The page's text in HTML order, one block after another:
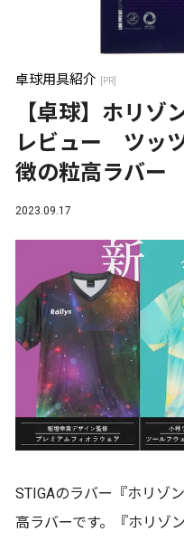
卓球用具紹介 [PR]
【卓球】ホリゾ
レビュー ツッ
徴の粒高ラバー
2023.09.17
STIGAのラバー『ホリゾ
高ラバーです。『ホリゾ